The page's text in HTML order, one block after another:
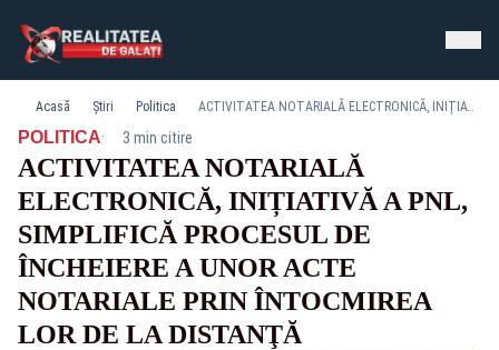
Acasă Știri Politica ACTIVITATEA NOTARIALĂ ELECTRONICĂ, INIȚIATIVĂ A PNL, SIMPLIFICĂ PROCESUL DE ÎNCHEIERE A UNOR ACTE NOTARIALE PRIN ÎNTOCMIREA LOR DE LA DISTANŢĂ
POLITICA· 3 min citire
ACTIVITATEA NOTARIALĂ
ELECTRONICĂ, INIȚIATIVĂ A PNL,
SIMPLIFICĂ PROCESUL DE
ÎNCHEIERE A UNOR ACTE
NOTARIALE PRIN ÎNTOCMIREA
LOR DE LA DISTANŢĂ